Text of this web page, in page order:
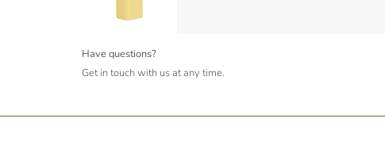
Have questions?
Get in touch with us at any time.